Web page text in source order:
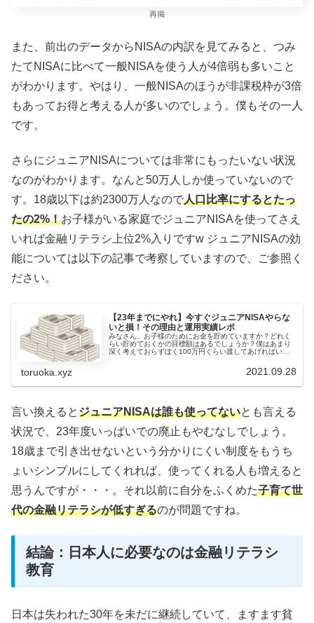
再掲
また、前出のデータからNISAの内訳を見てみると、つみ
たてNISAに比べて一般NISAを使う人が4倍弱も多いこと
がわかります。やはり、一般NISAのほうが非課税枠が3倍
もあってお得と考える人が多いのでしょう。僕もその一人
です。
さらにジュニアNISAについては非常にもったいない状況
なのがわかります。なんと50万人しか使っていないので
す。18歳以下は約2300万人なので人口比率にするとたっ
たの2%！お子様がいる家庭でジュニアNISAを使ってさえ
いれば金融リテラシ上位2%入りですw ジュニアNISAの効
能については以下の記事で考察していますので、ご参照く
ださい。
【23年までにやれ】今すぐジュニアNISAやらな
いと損！その理由と運用実績レポ
みなさん、お子様のためにお金を貯めていますか？どれく
らい貯めておくかの目標額はあるでしょうか？僕はあまり
深く考えておらずぼく100万円くらい渡してあげればいい
toruoka.xyz 2021.09.28
言い換えるとジュニアNISAは誰も使ってないとも言える
状況で、23年度いっぱいでの廃止もやむなしでしょう。
18歳まで引き出せないという分かりにくい制度をもうち
ょいシンプルにしてくれれば、使ってくれる人も増えると
思うんですが・・・。それ以前に自分をふくめた子育て世
代の金融リテラシが低すぎるのが問題ですね。
結論：日本人に必要なのは金融リテラシ
教育
日本は失われた30年を未だに継続していて、ますます貧